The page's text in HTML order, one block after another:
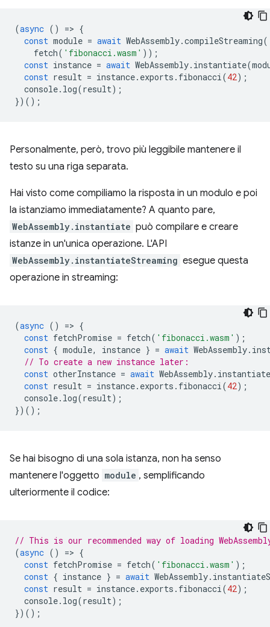
(async () => {
const module = await WebAssembly.compileStreaming(
fetch( 'fibonacci.wasm' ));
const instance = await WebAssembly. instantiate(
const result = instance. exports . fibonacci(42);
console. log(result);
})();
Personalmente, però, trovo più leggibile mantenere il
testo su una riga separata.
Hai visto come compiliamo la risposta in un modulo e poi
la istanziamo immediatamente? A quanto pare,
WebAssembly.instantiate può compilare e creare
istanze in un'unica operazione. L'API
WebAssembly.instantiateStreaming esegue questa
operazione in streaming:
(async () => {
const fetchPromise = fetch( 'fibonacci.wasm' );
const { module, instance } = await WebAssembly.
// To create a new instance later:
const otherInstance = await WebAssembly. instantiate
const result = instance. exports . fibonacci(42);
console. log(result);
})();
Se hai bisogno di una sola istanza, non ha senso
mantenere l'oggetto module , semplificando
ulteriormente il codice:
// This is our recommended way of loading
(async () => {
const fetchPromise = fetch( 'fibonacci.wasm' );
const { instance } = await WebAssembly.
const result = instance. exports . fibonacci(42);
console. log(result);
})();